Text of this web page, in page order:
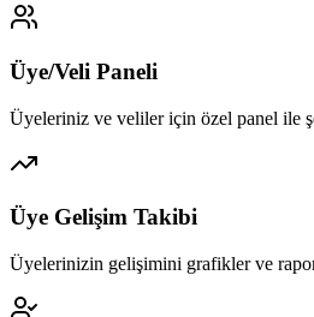
Üye/Veli Paneli
Üyeleriniz ve veliler için özel panel ile
Üye Gelişim Takibi
Üyelerinizin gelişimini grafikler ve